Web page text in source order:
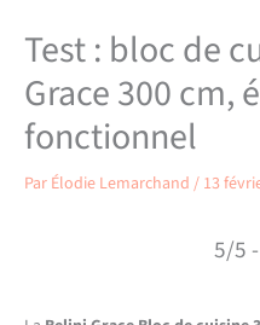
Test : bloc de
Grace 300 cm,
fonctionnel
Par Élodie Lemarchand / 13
5/5